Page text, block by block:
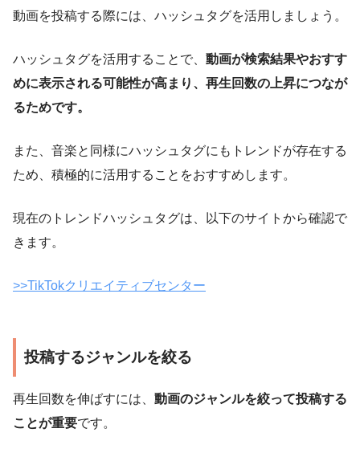
動画を投稿する際には、ハッシュタグを活用しましょう。
ハッシュタグを活用することで、 動画が検索結果やおすす
めに表示される可能性が高まり、再生回数の上昇につなが
るためです。
また、音楽と同様にハッシュタグにもトレンドが存在する
ため、積極的に活用することをおすすめします。
現在のトレンドハッシュタグは、以下のサイトから確認で
きます。
>>TikTokクリエイティブセンター
投稿するジャンルを絞る
再生回数を伸ばすには、 動画のジャンルを絞って投稿する
ことが重要です。